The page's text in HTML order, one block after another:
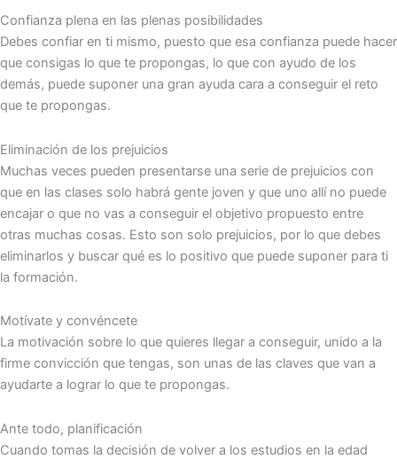
Confianza plena en las plenas posibilidades
Debes confiar en ti mismo, puesto que esa confianza puede hacer
que consigas lo que te propongas, lo que con ayudo de los
demás, puede suponer una gran ayuda cara a conseguir el reto
que te propongas.
Eliminación de los prejuicios
Muchas veces pueden presentarse una serie de prejuicios con
que en las clases solo habrá gente joven y que uno allí no puede
encajar o que no vas a conseguir el objetivo propuesto entre
otras muchas cosas. Esto son solo prejuicios, por lo que debes
eliminarlos y buscar qué es lo positivo que puede suponer para ti
la formación.
Motívate y convéncete
La motivación sobre lo que quieres llegar a conseguir, unido a la
firme convicción que tengas, son unas de las claves que van a
ayudarte a lograr lo que te propongas.
Ante todo, planificación
Cuando tomas la decisión de volver a los estudios en la edad